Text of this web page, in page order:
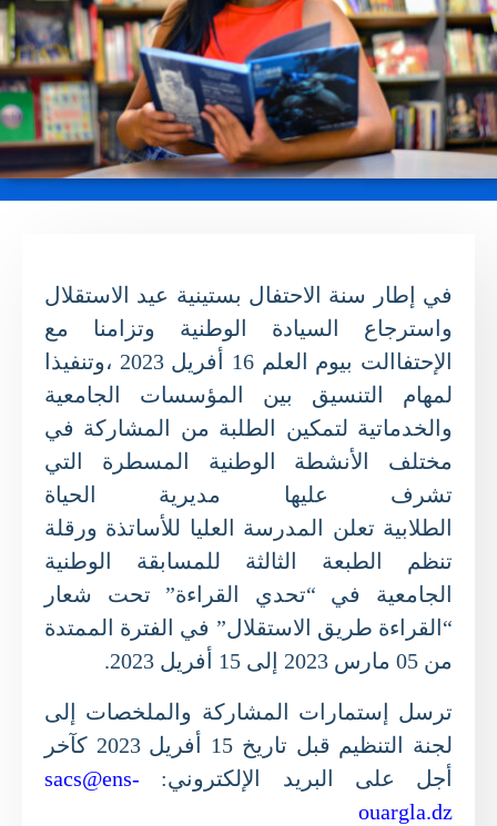
في إطار سنة الاحتفال بستينية عيد ا لاستقلال
واسترجاع السيادة الوطنية وتزامنا مع
ل
إحتفاالت بيوم العلم 16 أفريل 2023 ،وتنفيذا
لمهام التنسيق بين المؤسسات الجامعية
والخدماتية لتمكين الطلبة من المشاركة في
مختلف ا
لأنشطة الوطنية المسطرة التي
تشرف عليها مديرية الحياة
الطلابية علنالمدرسة العليا ل لأساتذة ورقلة
تنظم الطبعة الثالثة للمسابقة الوطنية
الجامعية في “تحدي القراءة” تحت شعار
“القراءة طريق ا لاستقلال” في الفترة الممتدة
من 05 مارس 2023 إلى 15 أفريل 2023.
ترسل إستمارات المشاركة والملخصات إلى
لجنة التنظيم قبل تاريخ 15 أفريل 2023 كآخر
أجل على البريد الإلكتروني:
sacs@ens-
ouargla.dz